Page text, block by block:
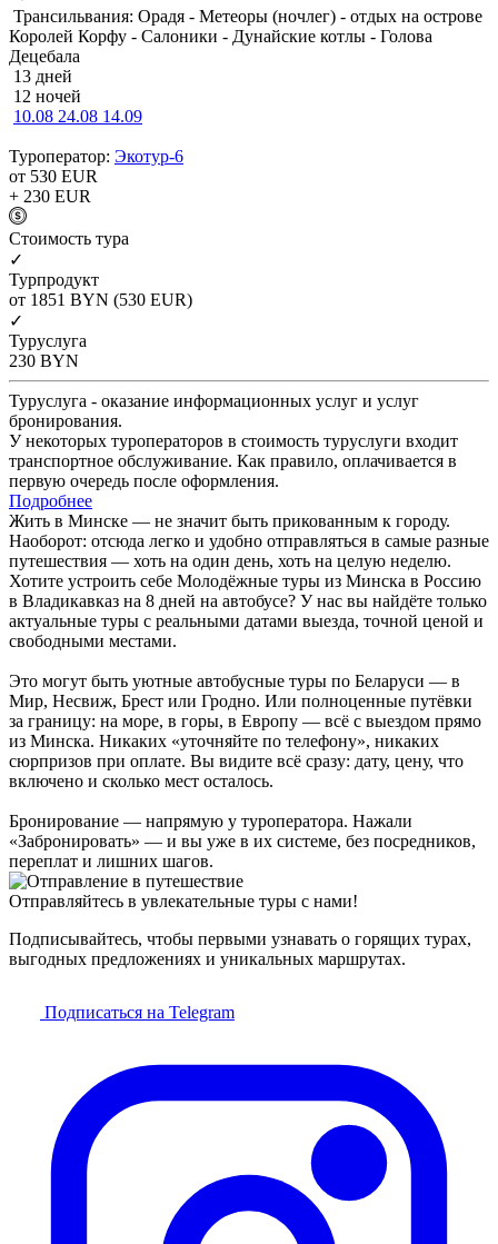
Трансильвания: Орадя - Метеоры (ночлег) - отдых на острове
Королей Корфу - Салоники - Дунайские котлы - Голова
Децебала
13 дней
12 ночей
10.08 24.08 14.09
Туроператор: Экотур-6
от 530 EUR
+ 230 EUR
Cтоимость тура
✓
Турпродукт
от 1851 BYN (530 EUR)
✓
Туруслуга
230 BYN
Туруслуга - оказание информационных услуг и услуг
бронирования.
У некоторых туроператоров в стоимость туруслуги входит
транспортное обслуживание. Как правило, оплачивается в
первую очередь после оформления.
Подробнее
Жить в Минске — не значит быть прикованным к городу.
Наоборот: отсюда легко и удобно отправляться в самые разные
путешествия — хоть на один день, хоть на целую неделю.
Хотите устроить себе Молодёжные туры из Минска в Россию
в Владикавказ на 8 дней на автобусе? У нас вы найдёте только
актуальные туры с реальными датами выезда, точной ценой и
свободными местами.
Это могут быть уютные автобусные туры по Беларуси — в
Мир, Несвиж, Брест или Гродно. Или полноценные путёвки
за границу: на море, в горы, в Европу — всё с выездом прямо
из Минска. Никаких «уточняйте по телефону», никаких
сюрпризов при оплате. Вы видите всё сразу: дату, цену, что
включено и сколько мест осталось.
Бронирование — напрямую у туроператора. Нажали
«Забронировать» — и вы уже в их системе, без посредников,
переплат и лишних шагов.
Отправляйтесь в увлекательные туры с нами!
Подписывайтесь, чтобы первыми узнавать о горящих турах,
выгодных предложениях и уникальных маршрутах.
Подписаться на Telegram